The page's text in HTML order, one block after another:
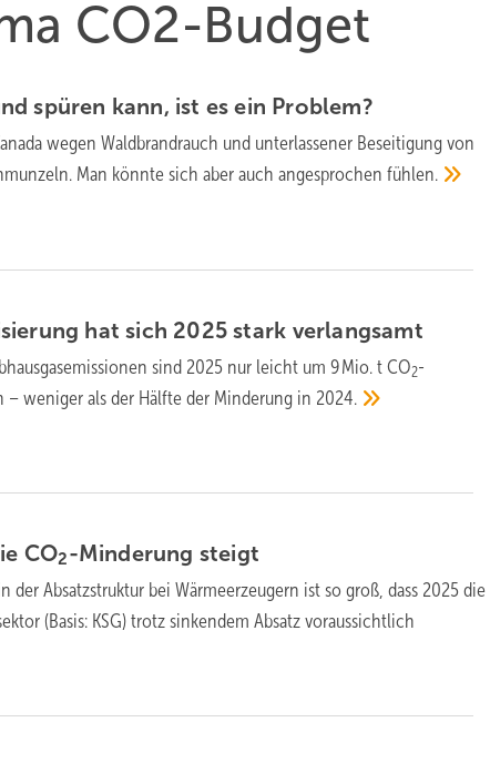
CO2-Budget
spüren kann, ist es ein Problem?
we­gen Wald­brand­rauch und unter­lasse­ner Be­sei­ti­gung von
Man könnte sich aber auch an­ge­spro­chenfühlen.
hat sich 2025 stark verlangsamt
sind 2025 nur leicht um 9 Mio. t CO2-
– weniger als der Hälfte der Minderung in 2024.
CO2-Minderung steigt
der Ab­satz­struk­tur bei Wär­me­er­zeu­gern ist so groß, dass 2025 die
(Basis: KSG) trotz sin­ken­dem Ab­satz vor­aus­sicht­lich